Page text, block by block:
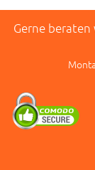
Gerne beraten